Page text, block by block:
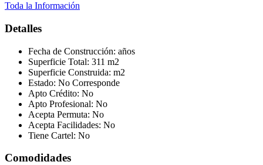
Toda la Información
Detalles
Fecha de Construcción: años
Superficie Total: 311 m2
Superficie Construida: m2
Estado: No Corresponde
Apto Crédito: No
Apto Profesional: No
Acepta Permuta: No
Acepta Facilidades: No
Tiene Cartel: No
Comodidades